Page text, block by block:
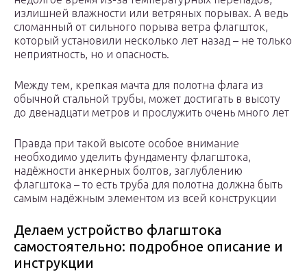
излишней влажности или ветряных порывах. А ведь
сломанный от сильного порыва ветра флагшток,
который установили несколько лет назад – не только
неприятность, но и опасность.
Между тем, крепкая мачта для полотна флага из
обычной стальной трубы, может достигать в высоту
до двенадцати метров и прослужить очень много лет
Правда при такой высоте особое внимание
необходимо уделить фундаменту флагштока,
надёжности анкерных болтов, заглублению
флагштока – то есть труба для полотна должна быть
самым надёжным элементом из всей конструкции
Делаем устройство флагштока
самостоятельно: подробное описание и
инструкции